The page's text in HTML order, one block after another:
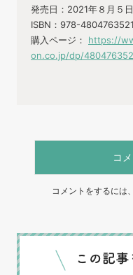
発売日：2021年８月５日
ISBN：978-4804763521
購入ページ： https://
on.co.jp/dp/
コ
コメントをするには